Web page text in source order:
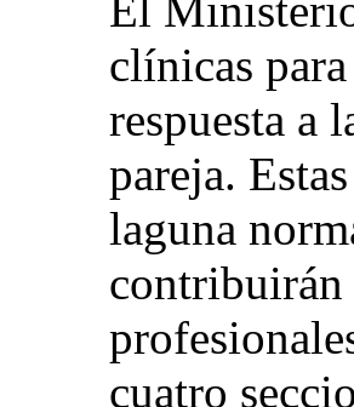
clínicas
respuesta a
pareja.
laguna
contribuirán
cuatro